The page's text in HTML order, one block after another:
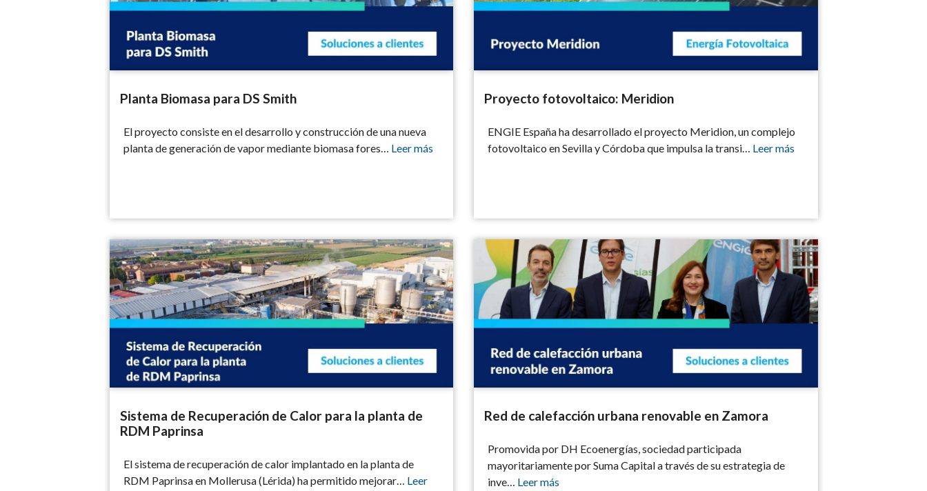
Planta Biomasa para DS Smith
El proyecto consiste en el desarrollo y construcción de una nueva
planta de generación de vapor mediante biomasa fores… Leer más
Proyecto fotovoltaico: Meridion
ENGIE España ha desarrollado el proyecto Meridion, un complejo
fotovoltaico en Sevilla y Córdoba que impulsa la transi… Leer más
Sistema de Recuperación de Calor para la planta de RDM Paprinsa
Sistema de Recuperación de Calor para la planta de
RDM Paprinsa
El sistema de recuperación de calor implantado en la planta de
RDM Paprinsa en Mollerusa (Lérida) ha permitido mejorar… Leer
Red de calefacción urbana renovable en Zamora
Red de calefacción urbana renovable en Zamora
Promovida por DH Ecoenergías, sociedad participada
mayoritariamente por Suma Capital a través de su estrategia de
inve… Leer más